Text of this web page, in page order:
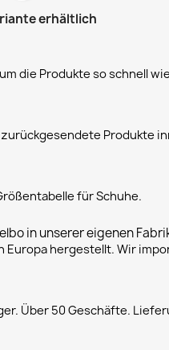
erhältlich
die Produkte so schnell
Produkte
für Schuhe.
in unserer eigenen
Europa hergestellt. Wir
Über 50 Geschäfte.